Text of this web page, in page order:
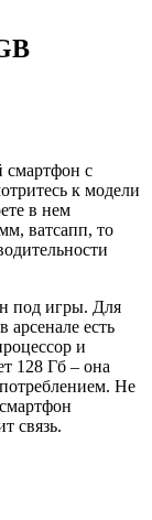
с
к модели
в нем
ватсапп, то
под игры. Для
арсенале есть
и
128 Гб – она
Не
связь.